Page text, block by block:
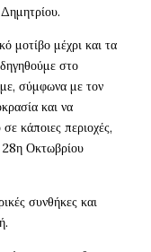
μοτίβο μέχρι και τα
στο
σύμφωνα με τον
και να
κάποιες περιοχές,
28η Οκτωβρίου
συνθήκες και